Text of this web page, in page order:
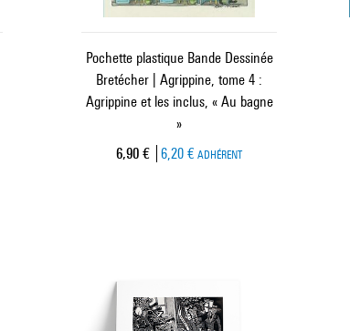
Pochette plastique Bande Dessinée
Bretécher | Agrippine, tome 4 :
Agrippine et les inclus, « Au bagne
»
Prix ​​actuel
6,90 € 6,20 € ADHÉRENT